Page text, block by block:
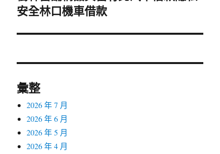
一
文
安全林口機車借款
彙整
2026 年 7 月
2026 年 6 月
2026 年 5 月
2026 年 4 月